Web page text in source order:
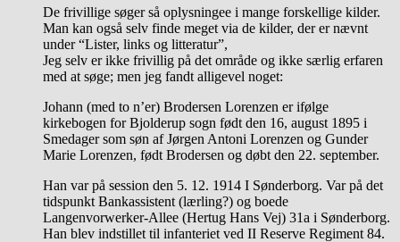
De frivillige søger så oplysningee i mange forskellige kilder.
Man kan også selv finde meget via de kilder, der er nævnt
under “Lister, links og litteratur”,
Jeg selv er ikke frivillig på det område og ikke særlig erfaren
med at søge; men jeg fandt alligevel noget:
Johann (med to n’er) Brodersen Lorenzen er ifølge
kirkebogen for Bjolderup sogn født den 16, august 1895 i
Smedager som søn af Jørgen Antoni Lorenzen og Gunder
Marie Lorenzen, født Brodersen og døbt den 22. september.
Han var på session den 5. 12. 1914 I Sønderborg. Var på det
tidspunkt Bankassistent (lærling?) og boede
Langenvorwerker-Allee (Hertug Hans Vej) 31a i Sønderborg.
Han blev indstillet til infanteriet ved II Reserve Regiment 84.